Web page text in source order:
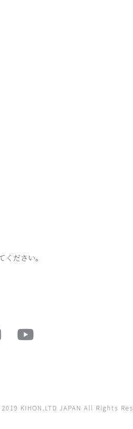
ください。
KIHON.LTD JAPAN All Rights